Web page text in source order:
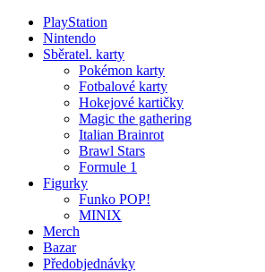
PlayStation
Nintendo
Sběratel. karty
Pokémon karty
Fotbalové karty
Hokejové kartičky
Magic the gathering
Italian Brainrot
Brawl Stars
Formule 1
Figurky
Funko POP!
MINIX
Merch
Bazar
Předobjednávky